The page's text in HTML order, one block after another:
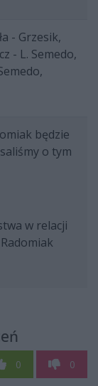
- Grzesik,
- L. Semedo,
będzie
o tym
w relacji
0 0